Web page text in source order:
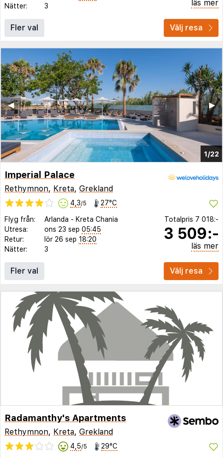
Nätter:
3 läs mer
Fler val Välj resa
1/22
▶︎
◀︎
Imperial Palace
Rethymnon, Kreta, Grekland
4,3/5 27°C
Flyg från: Arlanda - Kreta Chania
Utresa:
ons 23 sep 05:45
Retur:
lör 26 sep 18:20
Nätter:
3
Totalpris 7 018:-
3 509:-
läs mer
Fler val Välj resa
Radamanthy's Apartments
Rethymnon, Kreta, Grekland
4,5/5 29°C